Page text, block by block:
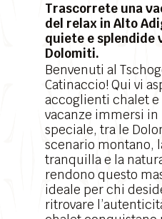
Trascorrete una
del relax in Alto
quiete e splendide
Dolomiti.
Benvenuti al
Catinaccio! Qui vi
accoglienti chalet
vacanze immersi in
speciale, tra le
scenario montano,
tranquilla e la
rendono questo
ideale per chi
ritrovare